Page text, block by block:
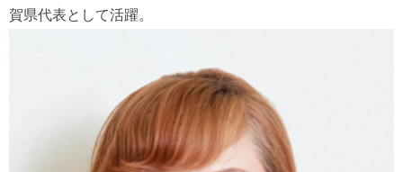
賀県代表として活躍。